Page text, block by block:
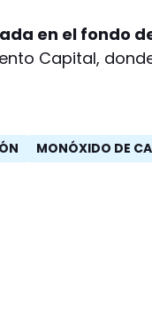
en el fondo
Capital,
MONÓXIDO DE